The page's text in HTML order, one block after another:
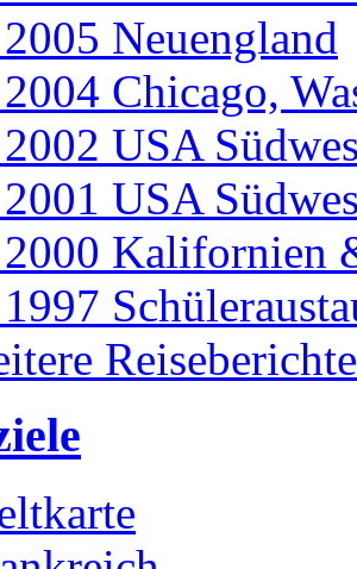
2005 Neuengland
2004 Chicago,
2002 USA
2001 USA
2000 Kalifornien
1997